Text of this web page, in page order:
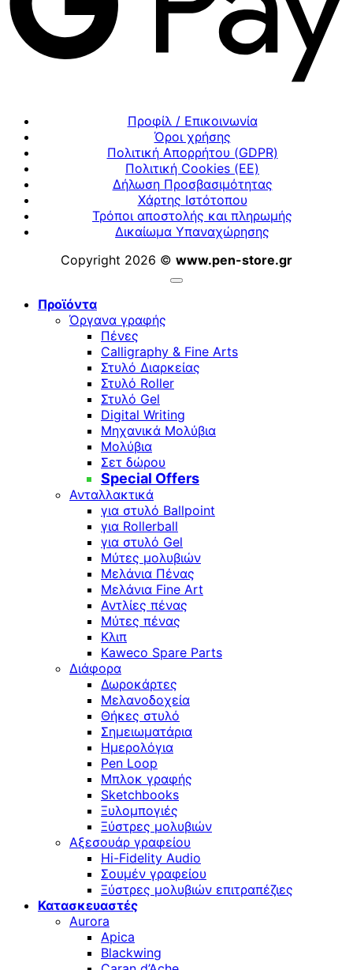
Προφίλ / Επικοινωνία
Όροι χρήσης
Πολιτική Απορρήτου (GDPR)
Πολιτική Cookies (ΕΕ)
Δήλωση Προσβασιμότητας
Χάρτης Ιστότοπου
Τρόποι αποστολής και πληρωμής
Δικαίωμα Υπαναχώρησης
Copyright 2026 © www.pen-store.gr
Προϊόντα
Όργανα γραφής
Πένες
Calligraphy & Fine Arts
Στυλό Διαρκείας
Στυλό Roller
Στυλό Gel
Digital Writing
Μηχανικά Μολύβια
Μολύβια
Σετ δώρου
Special Offers
Ανταλλακτικά
για στυλό Ballpoint
για Rollerball
για στυλό Gel
Μύτες μολυβιών
Μελάνια Πένας
Μελάνια Fine Art
Αντλίες πένας
Μύτες πένας
Κλιπ
Kaweco Spare Parts
Διάφορα
Δωροκάρτες
Μελανοδοχεία
Θήκες στυλό
Σημειωματάρια
Ημερολόγια
Pen Loop
Μπλοκ γραφής
Sketchbooks
Ξυλομπογιές
Ξύστρες μολυβιών
Αξεσουάρ γραφείου
Hi-Fidelity Audio
Σουμέν γραφείου
Ξύστρες μολυβιών επιτραπέζιες
Κατασκευαστές
Aurora
Apica
Blackwing